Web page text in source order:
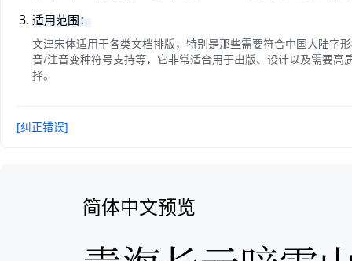
适用范围：
文津宋体适用于各类文档排版，特别是那些需要符合中国大陆字
音/注音变种符号支持等，它非常适合用于出版、设计以及需要
择。
[纠正错误]
简体中文预览